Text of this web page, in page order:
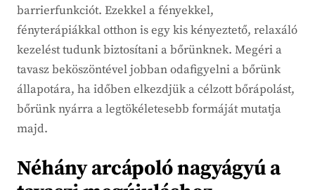
barrierfunkciót. Ezekkel a fényekkel,
fényterápiákkal otthon is egy kis kényeztető, relaxáló
kezelést tudunk biztosítani a bőrünknek. Megéri a
tavasz beköszöntével jobban odafigyelni a bőrünk
állapotára, ha időben elkezdjük a célzott bőrápolást,
bőrünk nyárra a legtökéletesebb formáját mutatja
majd.
Néhány arcápoló nagyágyú a